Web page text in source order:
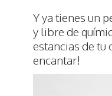
Y ya tienes un
y libre de
estancias de tu
encantar!